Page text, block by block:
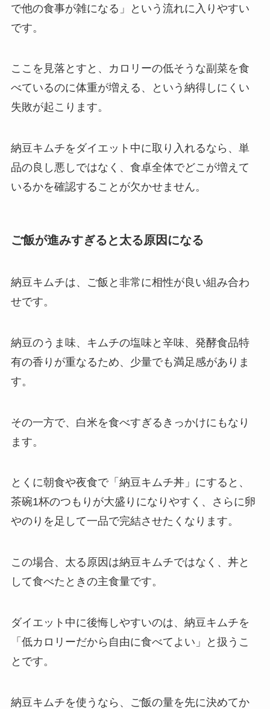
で他の食事が雑になる」という流れに入りやすい
です。
ここを見落とすと、カロリーの低そうな副菜を食
べているのに体重が増える、という納得しにくい
失敗が起こります。
納豆キムチをダイエット中に取り入れるなら、単
品の良し悪しではなく、食卓全体でどこが増えて
いるかを確認することが欠かせません。
ご飯が進みすぎると太る原因になる
納豆キムチは、ご飯と非常に相性が良い組み合わ
せです。
納豆のうま味、キムチの塩味と辛味、発酵食品特
有の香りが重なるため、少量でも満足感がありま
す。
その一方で、白米を食べすぎるきっかけにもなり
ます。
とくに朝食や夜食で「納豆キムチ丼」にすると、
茶碗1杯のつもりが大盛りになりやすく、さらに卵
やのりを足して一品で完結させたくなります。
この場合、太る原因は納豆キムチではなく、丼と
して食べたときの主食量です。
ダイエット中に後悔しやすいのは、納豆キムチを
「低カロリーだから自由に食べてよい」と扱うこ
とです。
納豆キムチを使うなら、ご飯の量を先に決めてか